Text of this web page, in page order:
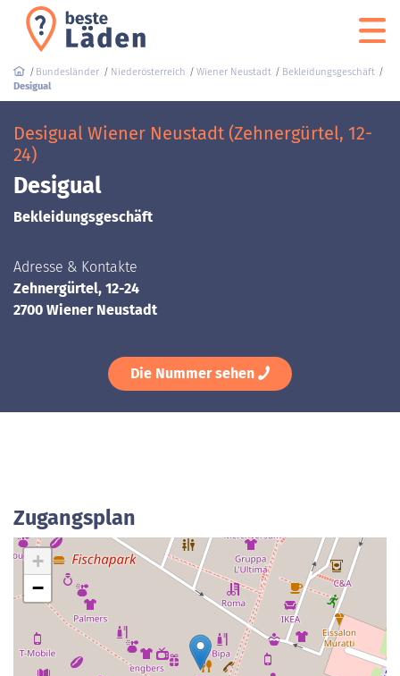
Bundesländer Niederösterreich Wiener Neustadt
Bekleidungsgeschäft
Desigual
Desigual Wiener Neustadt (Zehnergürtel, 12-
24)
Desigual
Bekleidungsgeschäft
Adresse & Kontakte
Zehnergürtel, 12-24
2700 Wiener Neustadt
Die Nummer sehen
Zugangsplan
+
−